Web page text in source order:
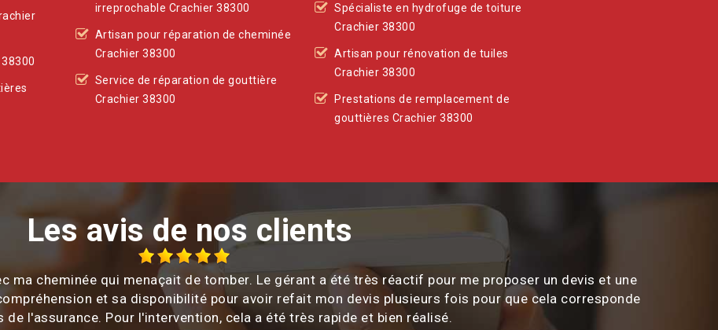
irreprochable Crachier 38300
Artisan pour réparation de cheminée
Crachier 38300
Service de réparation de gouttière
Crachier 38300
Spécialiste en hydrofuge de toiture
Crachier 38300
Artisan pour rénovation de tuiles
Crachier 38300
Prestations de remplacement de
gouttières Crachier 38300
Les avis de nos clients
ma cheminée qui menaçait de tomber. Le gérant a été très réactif pour me proposer un devis et une
et sa disponibilité pour avoir refait mon devis plusieurs fois pour que cela corresponde
de l'assurance. Pour l'intervention, cela a été très rapide et bien réalisé.